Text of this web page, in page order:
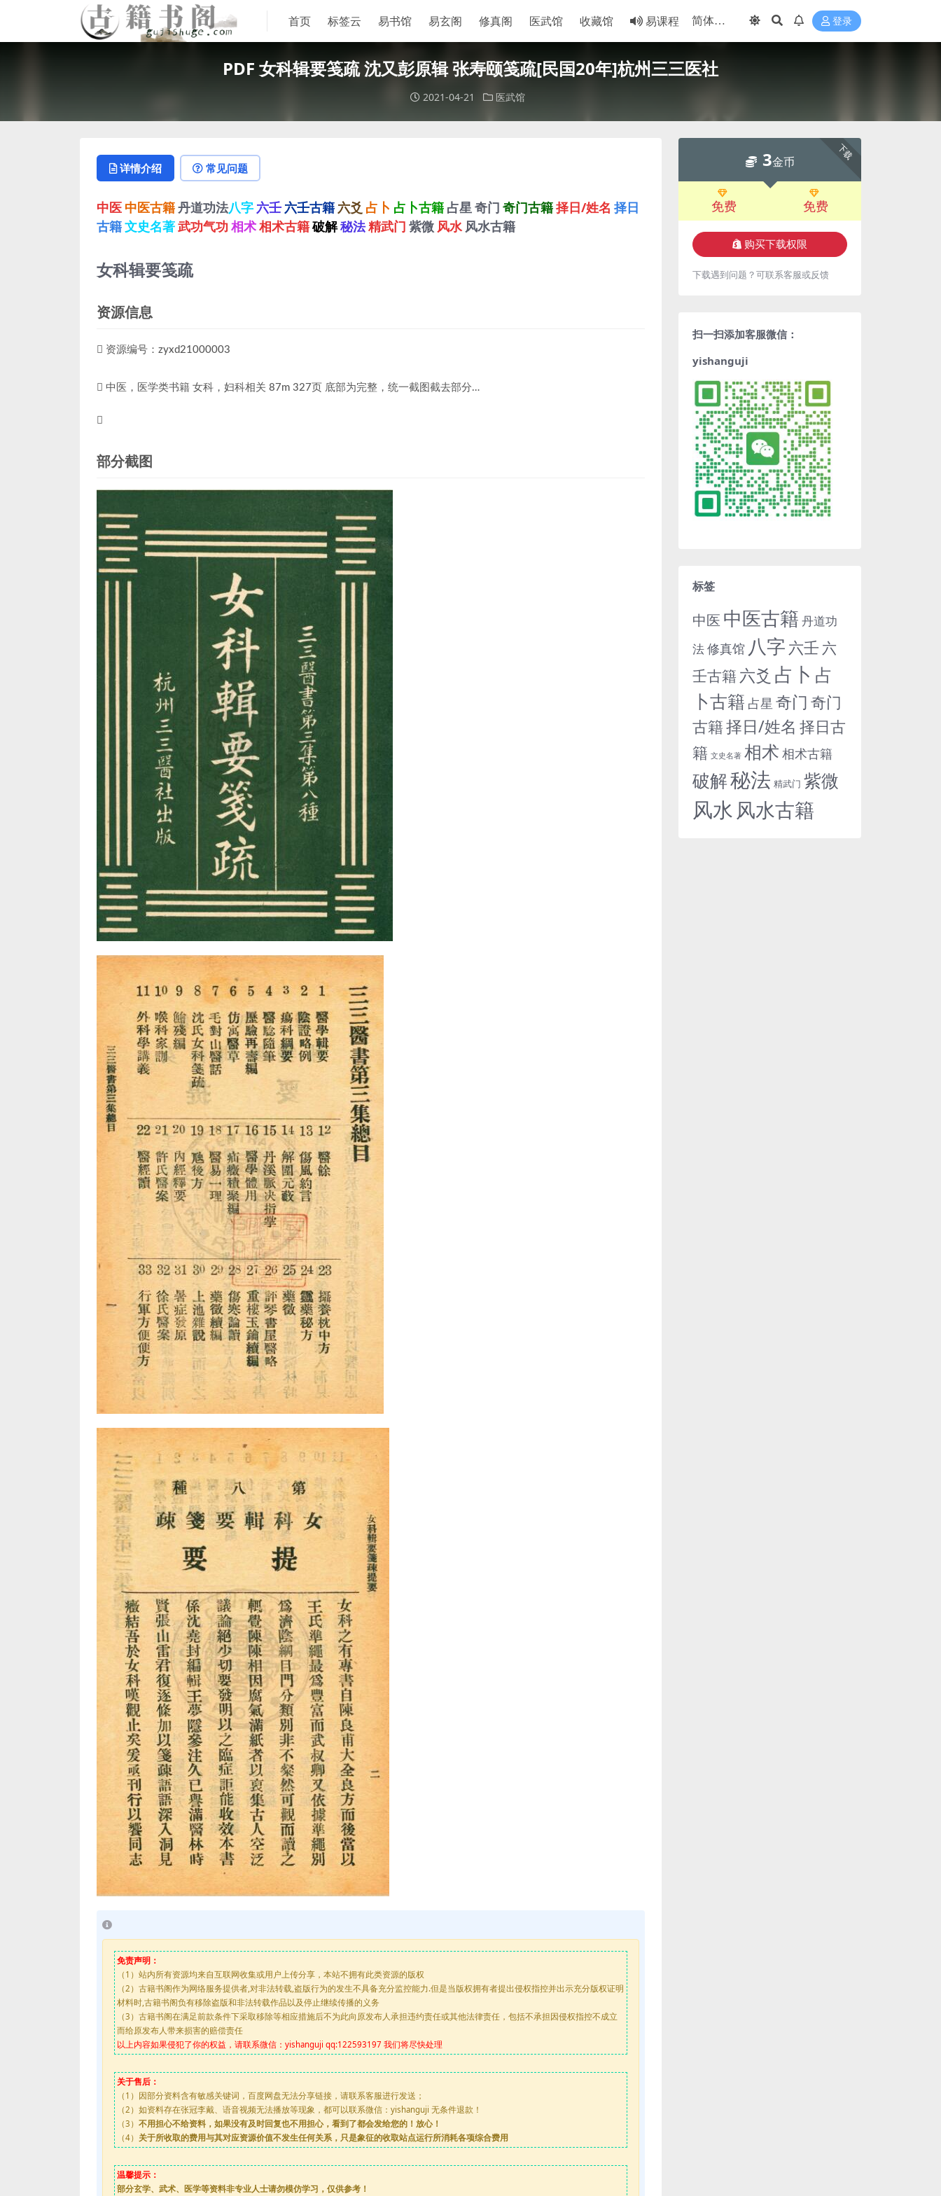
首页 标签云 易书馆 易玄阁 修真阁 医武馆 收藏馆 易课程 登录
PDF 女科辑要笺疏 沈又彭原辑 张寿颐笺疏[民国20年]杭州三三医社
2021-04-21 医武馆
详情介绍 常见问题
中医 中医古籍丹道功法八字 六壬 六壬古籍 六爻 占卜 占卜古籍 占星奇门 奇门古籍择日/姓名 择日
古籍文史名著武功气功 相术相术古籍破解秘法精武门 紫微 风水 风水古籍
女科辑要笺疏
资源信息
资源编号：zyxd21000003
中医，医学类书籍 女科，妇科相关 87m 327页 底部为完整，统一截图截去部分…
部分截图
免责声明：
（1）站内所有资源均来自互联网收集或用户上传分享，本站不拥有此类资源的版权
（2）古籍书阁作为网络服务提供者,对非法转载,盗版行为的发生不具备充分监控能力.但是当版权拥有者提出侵权指控并出示充分版权证明
材料时,古籍书阁负有移除盗版和非法转载作品以及停止继续传播的义务
（3）古籍书阁在满足前款条件下采取移除等相应措施后不为此向原发布人承担违约责任或其他法律责任，包括不承担因侵权指控不成立
而给原发布人带来损害的赔偿责任
以上内容如果侵犯了你的权益，请联系微信：yishanguji qq:122593197 我们将尽快处理
关于售后：
（1）因部分资料含有敏感关键词，百度网盘无法分享链接，请联系客服进行发送；
（2）如资料存在张冠李戴、语音视频无法播放等现象，都可以联系微信：yishanguji 无条件退款！
（3） 不用担心不给资料，如果没有及时回复也不用担心，看到了都会发给您的！放心！
（4） 关于所收取的费用与其对应资源价值不发生任何关系，只是象征的收取站点运行所消耗各项综合费用
温馨提示：
部分玄学、武术、医学等资料非专业人士请勿模仿学习，仅供参考！
下载
3金币
免费 免费
购买下载权限
下载遇到问题？可联系客服或反馈
扫一扫添加客服微信：
yishanguji
标签
中医 中医古籍 丹道功
法修真馆 八字 六壬 六
壬古籍 六爻 占卜 占
卜古籍 占星 奇门 奇门
古籍择日/姓名 择日古
籍 文史名著 相术 相术古籍
破解秘法 精武门 紫微
风水 风水古籍